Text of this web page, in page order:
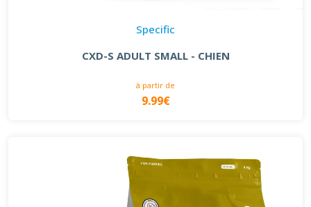
Specific
CXD-S ADULT SMALL - CHIEN
à partir de
9.99€